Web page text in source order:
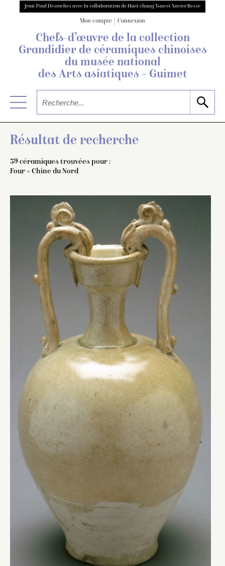
Jean-Paul Desroches avec la collaboration de Huei-chung Tsao et Xavier Besse
Mon compte Connexion
Chefs-d’œuvre de la collection
Grandidierde céramiques chinoises
du musée national
des Arts asiatiques – Guimet
Résultat de recherche
39 céramiques trouvées pour :
Four = Chine du Nord